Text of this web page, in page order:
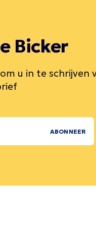
Bicker
u in te schrijven
ABONNEER